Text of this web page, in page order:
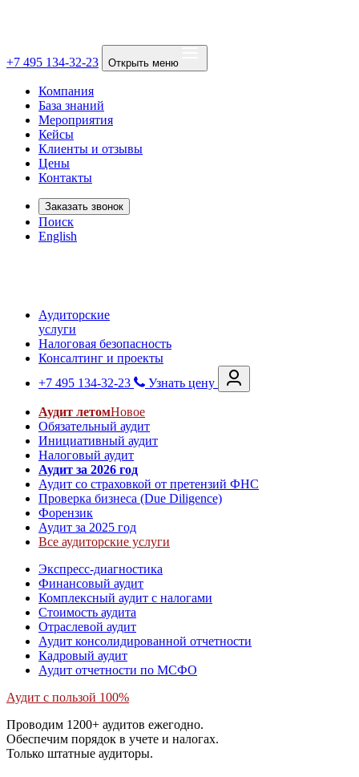
+7 495 134-32-23 Открыть меню
Компания
База знаний
Мероприятия
Кейсы
Клиенты и отзывы
Цены
Контакты
Заказать звонок
Поиск
English
Аудиторские
услуги
Налоговая безопасность
Консалтинг и проекты
+7 495 134-32-23
Узнать цену
Аудит летомНовое
Обязательный аудит
Инициативный аудит
Налоговый аудит
Аудит за 2026 год
Аудит со страховкой от претензий ФНС
Проверка бизнеса (Due Diligence)
Форензик
Аудит за 2025 год
Все аудиторские услуги
Экспресс-диагностика
Финансовый аудит
Комплексный аудит с налогами
Стоимость аудита
Отраслевой аудит
Аудит консолидированной отчетности
Кадровый аудит
Аудит отчетности по МСФО
Аудит с пользой 100%
Проводим 1200+ аудитов ежегодно.
Обеспечим порядок в учете и налогах.
Только штатные аудиторы.